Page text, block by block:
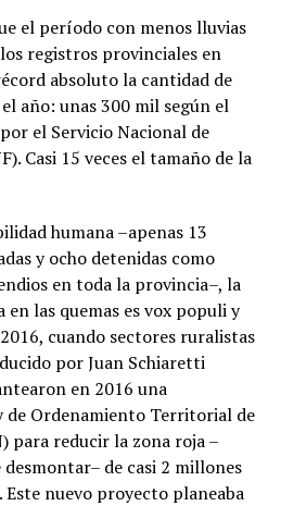
el período con menos lluvias
registros provinciales en
absoluto la cantidad de
año: unas 300 mil según el
el Servicio Nacional de
Casi 15 veces el tamaño de la
humana –apenas 13
y ocho detenidas como
en toda la provincia–, la
las quemas es vox populi y
cuando sectores ruralistas
por Juan Schiaretti
en 2016 una
de Ordenamiento Territorial de
para reducir la zona roja –
desmontar– de casi 2 millones
Este nuevo proyecto planeaba